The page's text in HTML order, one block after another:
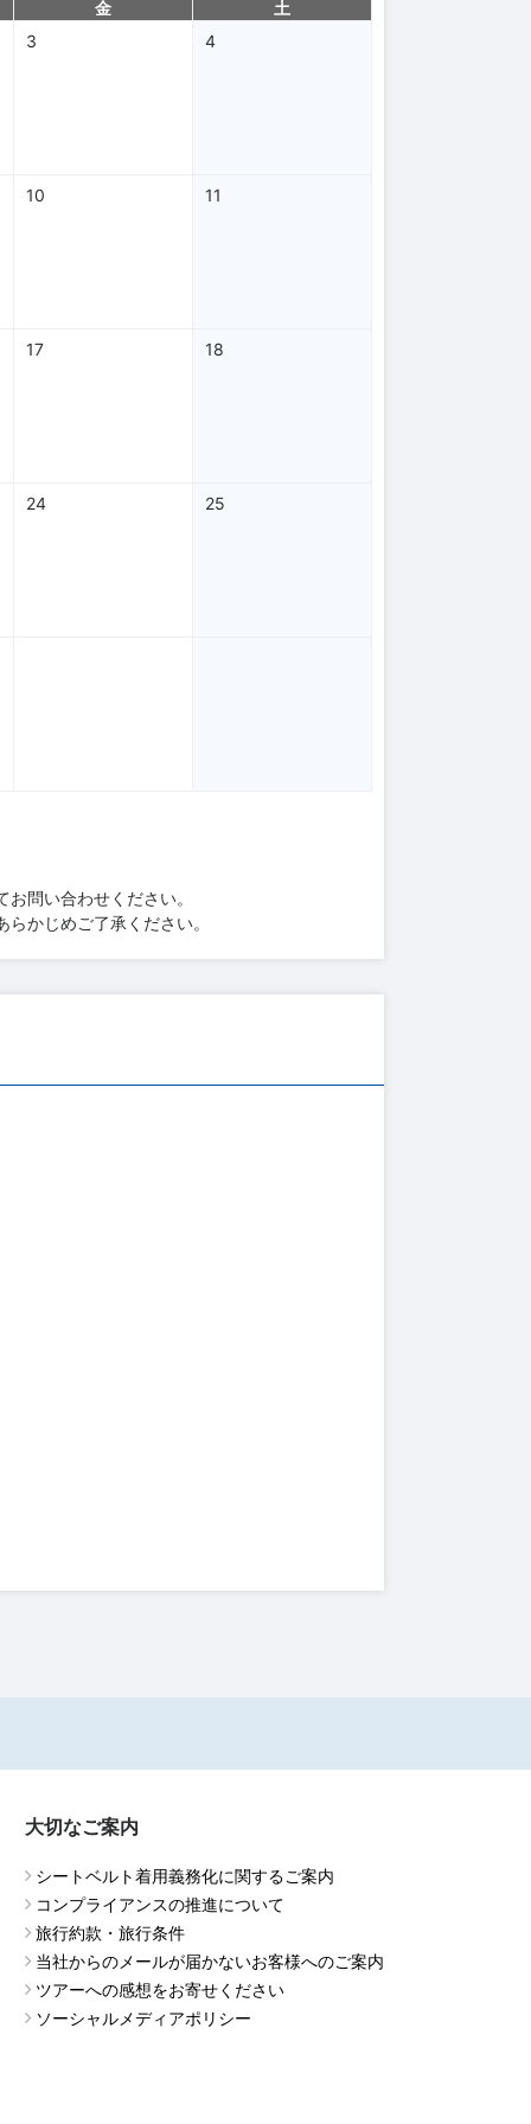
金
土
3
4
10 11
17 18
24 25
問い合わせください。
かじめご了承ください。
大切なご案内
シートベルト着用義務化に関するご案内
コンプライアンスの推進について
旅行約款・旅行条件
当社からのメールが届かないお客様へのご案内
ツアーへの感想をお寄せください
ソーシャルメディアポリシー